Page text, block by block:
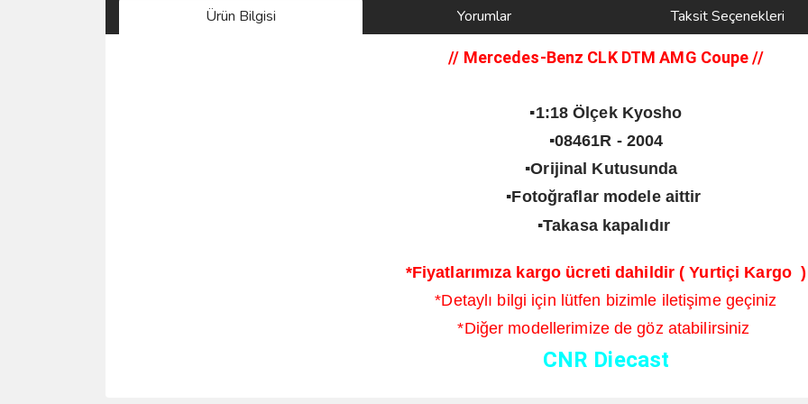
Ürün Bilgisi Yorumlar Taksit Seçenekleri
// Mercedes-Benz CLK DTM AMG Coupe//
▪️1:18 Ölçek Kyosho
▪️08461R - 2004
▪️Orijinal Kutusunda
▪️Fotoğraflar modele aittir
▪️Takasa kapalıdır
*Fiyatlarımıza kargo ücreti dahildir ( Yurtiçi Kargo )
*Detaylı bilgi için lütfen bizimle iletişime geçiniz
*Diğer modellerimize de göz atabilirsiniz
CNR Diecast